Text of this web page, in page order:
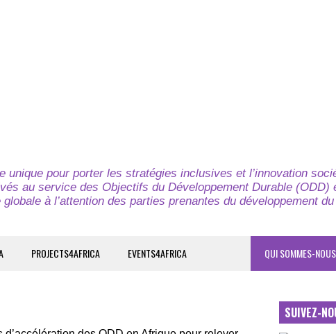
unique pour porter les stratégies inclusives et l’innovation
au service des Objectifs du Développement Durable (ODD)
à l’attention des parties prenantes du développement
PROJECTS4AFRICA EVENTS4AFRICA QUI SOMMES-
SUIVEZ-